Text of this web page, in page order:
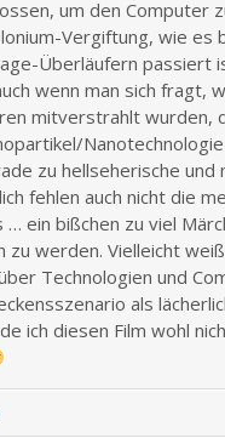
um den Computer
Vergiftung, wie es
Überläufern passiert
wenn man sich fragt,
mitverstrahlt wurden,
zu hellseherische und
fehlen auch nicht die
ein bißchen zu viel
werden. Vielleicht
Technologien und
als
ich diesen Film wohl